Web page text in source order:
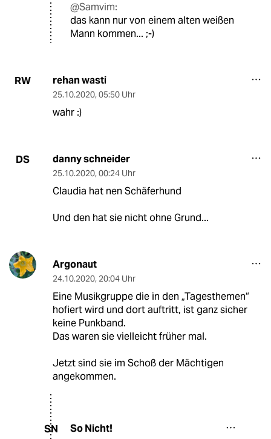
@Samvim:
das kann nur von einem alten weißen
Mann kommen... ;-)
RW rehan wasti
25.10.2020, 05:50 Uhr
wahr :)
DS danny schneider
25.10.2020, 00:24 Uhr
Claudia hat nen Schäferhund
Und den hat sie nicht ohne Grund...
Argonaut
24.10.2020, 20:04 Uhr
Eine Musikgruppe die in den „Tagesthemen“
hofiert wird und dort auftritt, ist ganz sicher
keine Punkband.
Das waren sie vielleicht früher mal.
Jetzt sind sie im Schoß der Mächtigen
angekommen.
SN So Nicht!